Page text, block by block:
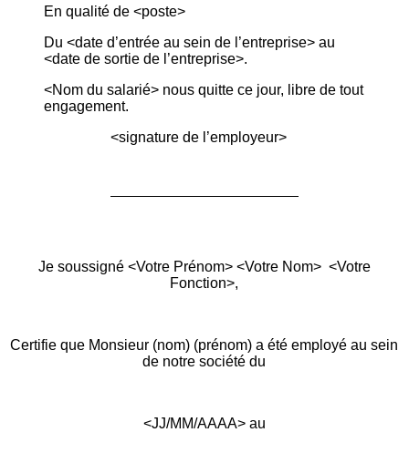
En qualité de <poste>
Du <date d’entrée au sein de l’entreprise> au
<date de sortie de l’entreprise>.
<Nom du salarié> nous quitte ce jour, libre de tout
engagement.
<signature de l’employeur>
Je soussigné <Votre Prénom> <Votre Nom> <Votre
Fonction>,
Certifie que Monsieur (nom) (prénom) a été employé au sein
de notre société du
<JJ/MM/AAAA> au